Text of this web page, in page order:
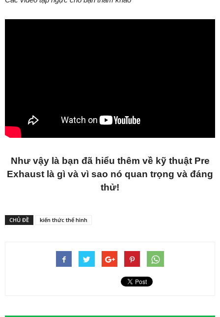
Như vậy là bạn đã hiểu thêm về kỹ thuật Pre
Exhaust là gì và vì sao nó quan trọng và đáng
thử!
CHỦ ĐỀ kiến thức thể hình